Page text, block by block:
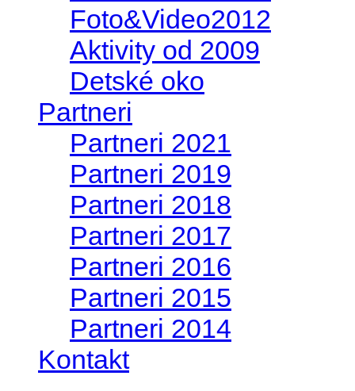
Foto&Video2012
Aktivity od 2009
Detské oko
Partneri
Partneri 2021
Partneri 2019
Partneri 2018
Partneri 2017
Partneri 2016
Partneri 2015
Partneri 2014
Kontakt